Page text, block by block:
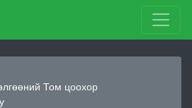
Том цоохор